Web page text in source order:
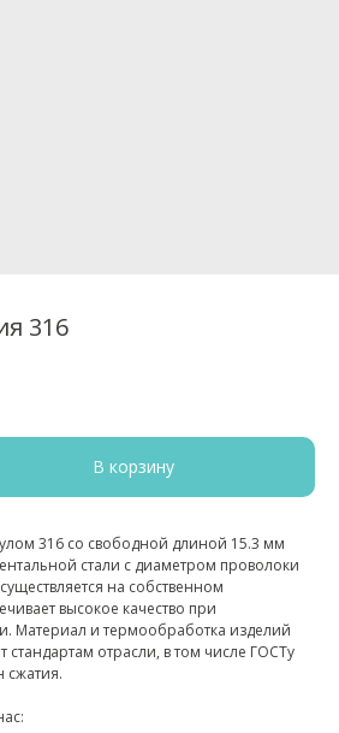
316
В корзину
316 со свободной длиной 15.3 мм
стали с диаметром проволоки
на собственном
высокое качество при
Материал и термообработка изделий
стандартам отрасли, в том числе ГОСТу
сжатия.